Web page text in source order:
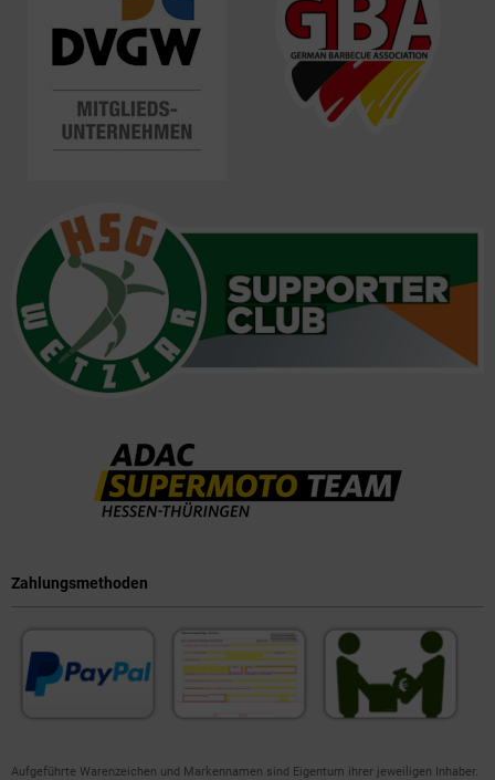
Zahlungsmethoden
Aufgeführte Warenzeichen und Markennamen sind Eigentum ihrer jeweiligen Inhaber.